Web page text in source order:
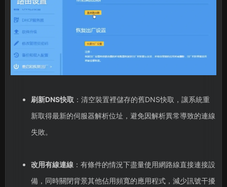
刷新DNS快取 ：清空裝置裡儲存的舊DNS快取，讓系統重
新取得最新的伺服器解析位址，避免因解析異常導致的連線
失敗。
改用有線連線：有條件的情況下盡量使用網路線直接連接設
備，同時關閉背景其他佔用頻寬的應用程式，減少訊號干擾